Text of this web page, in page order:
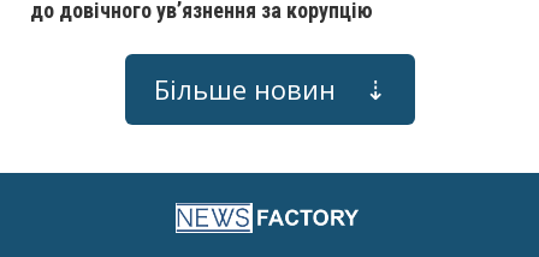
до довічного ув’язнення за корупцію
Більше новин ⇣